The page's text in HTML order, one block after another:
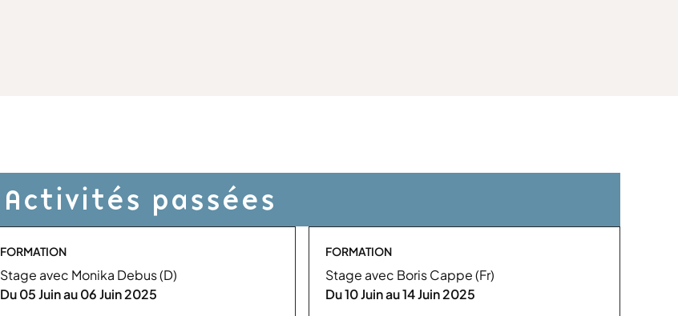
Activités passées
FORMATION
Stage avec Monika Debus (D)
Du 05 Juin au 06 Juin 2025
FORMATION
Stage avec Boris Cappe (Fr)
Du 10 Juin au 14 Juin 2025